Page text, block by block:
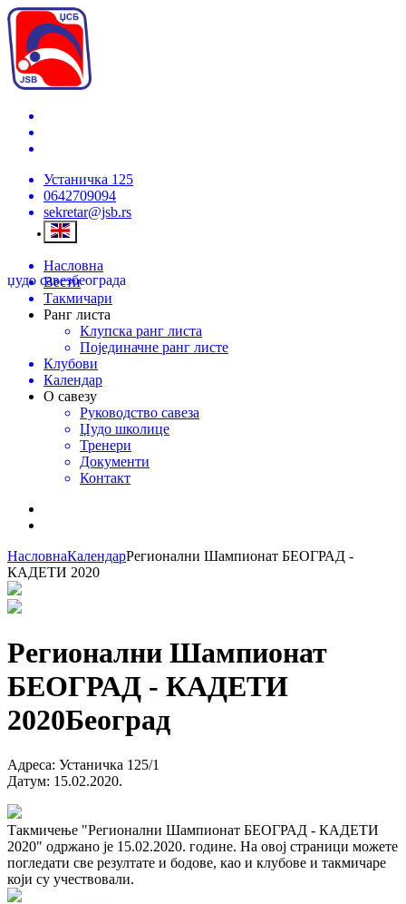
Устаничка 125
0642709094
sekretar@jsb.rs
џудо савезбеограда
Насловна
Вести
Такмичари
Ранг листа
Клупска ранг листа
Појединачне ранг листе
Клубови
Календар
О савезу
Руководство савеза
Џудо школице
Тренери
Документи
Контакт
НасловнаКалендарРегионални Шампионат БЕОГРАД -
КАДЕТИ 2020
Регионални Шампионат
БЕОГРАД - КАДЕТИ
2020Београд
Адреса: Устаничка 125/1
Датум: 15.02.2020.
Такмичење "Регионални Шампионат БЕОГРАД - КАДЕТИ
2020" одржано је 15.02.2020. године. На овој страници можете
погледати све резултате и бодове, као и клубове и такмичаре
који су учествовали.